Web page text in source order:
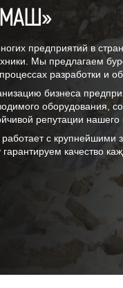
предприятий в
Мы предлагаем
разработки и
бизнеса
оборудования,
репутации нашего
с крупнейшими
качество